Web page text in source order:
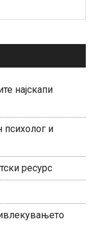
најскапи
психолог и
ресурс